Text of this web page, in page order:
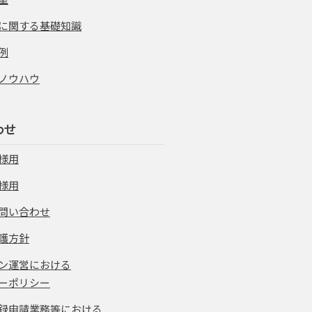
関する基礎知識
ウハウ
せ
用
用
い合わせ
方針
運営における
ポリシー
申請業務等における